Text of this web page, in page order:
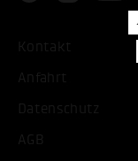
Kontakt
Anfahrt
Datenschutz
AGB